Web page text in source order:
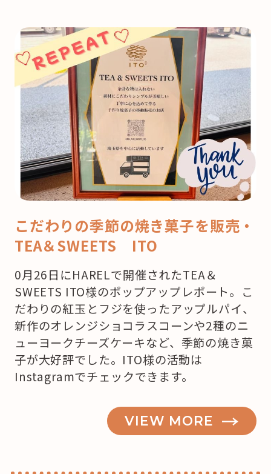
こだわりの季節の焼き菓子を販売・
TEA＆SWEETS ITO
0月26日にHARELで開催されたTEA＆
SWEETS ITO様のポップアップレポート。こ
だわりの紅玉とフジを使ったアップルパイ、
新作のオレンジショコラスコーンや2種のニ
ューヨークチーズケーキなど、季節の焼き菓
子が大好評でした。ITO様の活動は
Instagramでチェックできます。
VIEW MORE